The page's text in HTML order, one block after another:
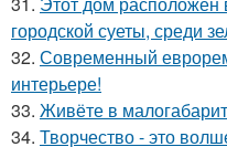
городской суеты, среди
32. Современный
интерьере!
33. Живёте в
34. Творчество - это